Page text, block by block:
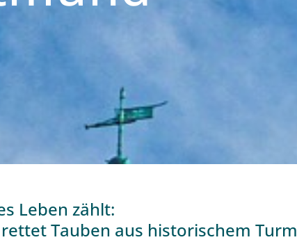
Leben zählt:
Tauben aus historischem Turm